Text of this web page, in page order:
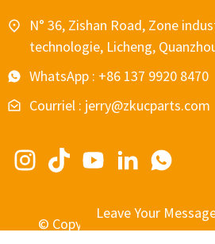
N° 36, Zishan Road, Zone
technologie, Licheng,
WhatsApp : +86 137 9920 8470
Courriel : jerry@zkucparts.com
© Copyright - 2010-2024 :
Leave Your